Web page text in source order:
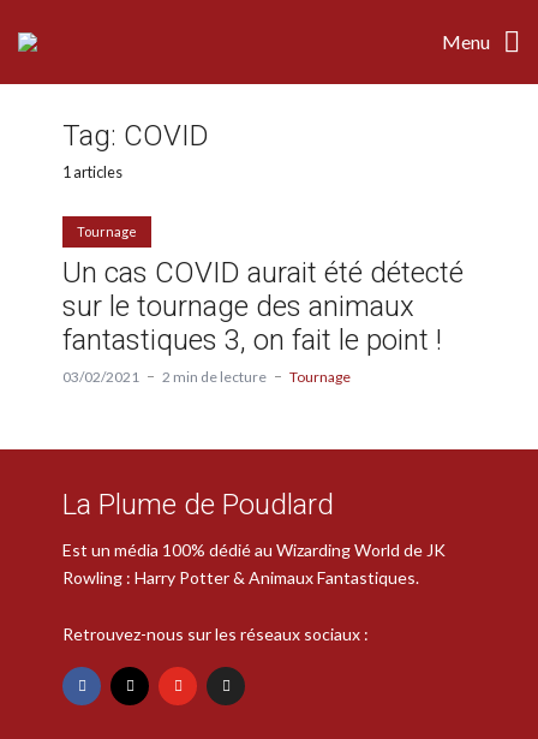
Menu
Tag: COVID
1 articles
Tournage
Un cas COVID aurait été détecté
sur le tournage des animaux
fantastiques 3, on fait le point !
03/02/2021 2 min de lecture Tournage
La Plume de Poudlard
Est un média 100% dédié au Wizarding World de JK
Rowling : Harry Potter & Animaux Fantastiques.
Retrouvez-nous sur les réseaux sociaux :